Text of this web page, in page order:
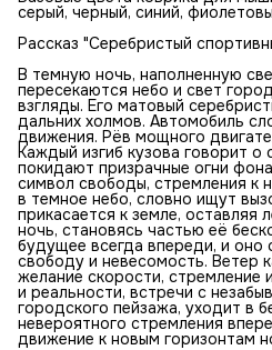
серый, черный, синий,
Рассказ "Серебристый
В темную ночь, наполненную
пересекаются небо и свет
взгляды. Его матовый
дальних холмов. Автомобиль
движения. Рёв мощного
Каждый изгиб кузова говорит
покидают призрачные огни
символ свободы, стремления к
в темное небо, словно ищут
прикасается к земле, оставляя
ночь, становясь частью её
будущее всегда впереди, и оно
свободу и невесомость. Ветер
желание скорости, стремление
и реальности, встречи с
городского пейзажа, уходит в
невероятного стремления
движение к новым горизонтам